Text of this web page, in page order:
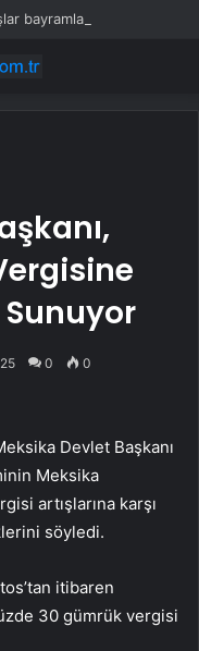
0 0
Devlet Başkanı
Meksika
artışlarına karşı
söyledi.
itibaren
30 gümrük vergisi